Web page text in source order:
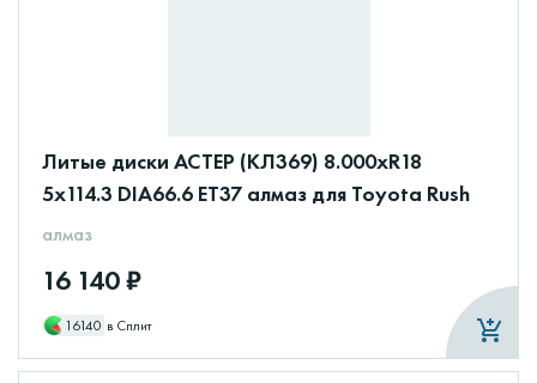
Литые диски АСТЕР (КЛ369) 8.000xR18
5x114.3 DIA66.6 ET37 алмаз для Toyota Rush
алмаз
16 140 ₽
16140 в Сплит